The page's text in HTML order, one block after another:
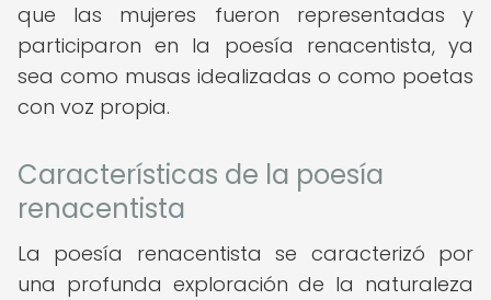
que las mujeres fueron representadas y
participaron en la poesía renacentista, ya
sea como musas idealizadas o como poetas
con voz propia.
Características de la poesía
renacentista
La poesía renacentista se caracterizó por
una profunda exploración de la naturaleza